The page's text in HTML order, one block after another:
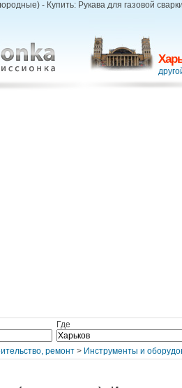
- Купить: Рукава для газовой
Где
ремонт > Инструменты и